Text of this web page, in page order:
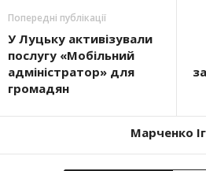
Попередні публікації
У Луцьку активізували
послугу «Мобільний
адміністратор» для
громадян
Марченко